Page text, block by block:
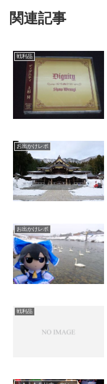
関連記事
戦利品
お出かけレポ
お出かけレポ
戦利品